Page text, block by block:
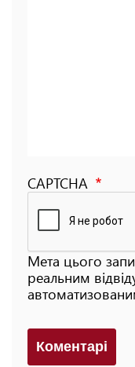
CAPTCHA
Мета цього
реальним
Коментарi